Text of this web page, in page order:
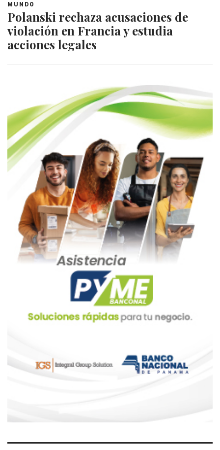
MUNDO
Polanski rechaza acusaciones de
violación en Francia y estudia
acciones legales